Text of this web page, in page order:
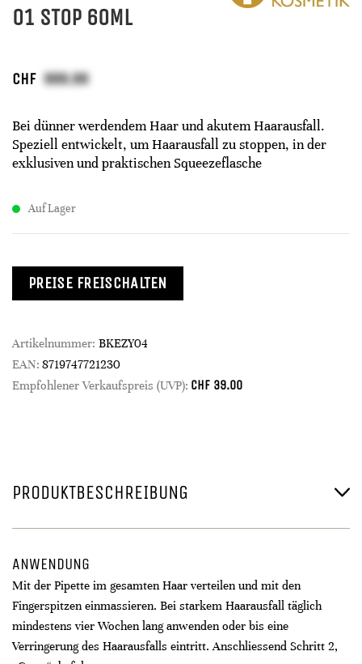
01 STOP 60ML
CHF
Bei dünner werdendem Haar und akutem Haarausfall.
Speziell entwickelt, um Haarausfall zu stoppen, in der
exklusiven und praktischen Squeezeflasche
Auf Lager
PREISE FREISCHALTEN
Artikelnummer: BKEZY04
EAN: 8719747721230
Empfohlener Verkaufspreis (UVP): CHF 39.00
PRODUKTBESCHREIBUNG
ANWENDUNG
Mit der Pipette im gesamten Haar verteilen und mit den
Fingerspitzen einmassieren. Bei starkem Haarausfall täglich
mindestens vier Wochen lang anwenden oder bis eine
Verringerung des Haarausfalls eintritt. Anschliessend Schritt 2,